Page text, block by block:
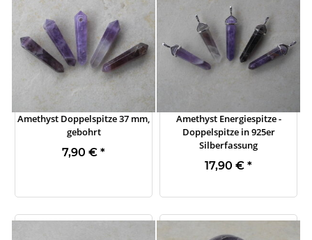
Amethyst Doppelspitze 37 mm,
gebohrt
7,90 € *
Amethyst Energiespitze -
Doppelspitze in 925er
Silberfassung
17,90 € *